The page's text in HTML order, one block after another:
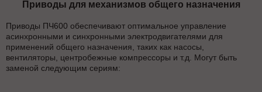
Приводы для механизмов общего назначения
Приводы ПЧ600 обеспечивают оптимальное управление
асинхронными и синхронными электродвигателями для
применений общего назначения, таких как насосы,
вентиляторы, центробежные компрессоры и т.д. Могут быть
заменой следующим сериям: